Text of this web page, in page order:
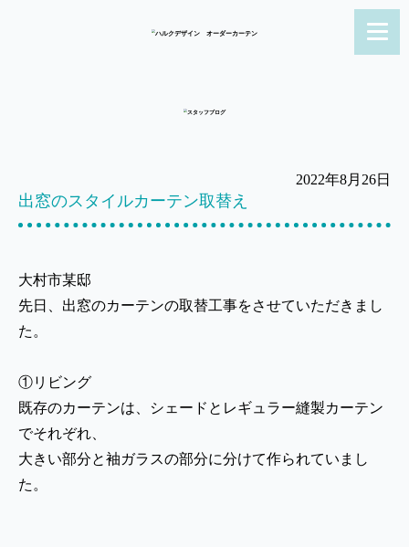
2022年8月26日
出窓のスタイルカーテン取替え
大村市某邸
先日、出窓のカーテンの取替工事をさせていただきまし
た。
①リビング
既存のカーテンは、シェードとレギュラー縫製カーテン
でそれぞれ、
大きい部分と袖ガラスの部分に分けて作られていまし
た。